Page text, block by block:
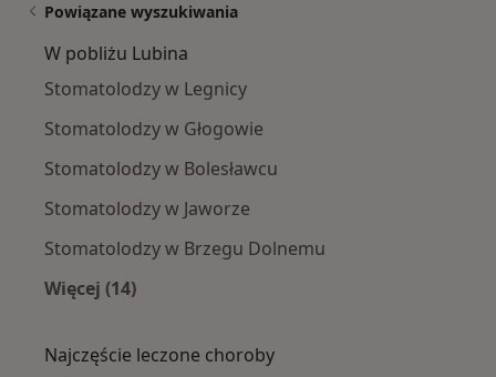
Powiązane wyszukiwania
W pobliżu Lubina
Stomatolodzy w Legnicy
Stomatolodzy w Głogowie
Stomatolodzy w Bolesławcu
Stomatolodzy w Jaworze
Stomatolodzy w Brzegu Dolnemu
Więcej (14)
Najczęście leczone choroby